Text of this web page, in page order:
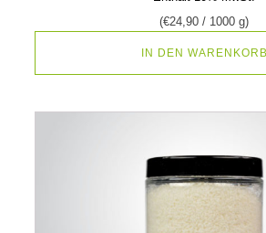
(€24,90 / 1000 g)
IN DEN WARENKORB